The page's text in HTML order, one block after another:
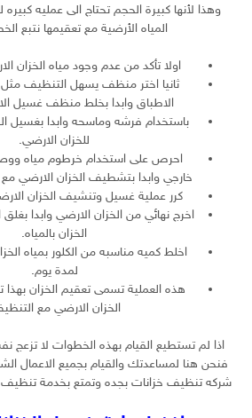
وهذا لأنها كبيرة الحجم تحتاج الى عمليه
المياه الأرضية مع تعقيمها نتبع
اولا تأكد من عدم وجود مياه الخزان
ثانيا اختر منظف يسهل التنظيف
الاطباق وابدا بخلط منظف غسيل
باستخدام فرشه وماسحه وابدا بغسيل
للخزان الارضي.
احرص على استخدام خرطوم مياه
خارجي وابدا بتشطيف الخزان الارضي
كرر عملية غسيل وتنشيف الخزان
اخرج نهائي من الخزان الارضي وابدا
الخزان بالمياه.
اخلط كميه مناسبه من الكلور بمياه
لمدة يوم.
هذه العملية تسمى تعقيم الخزان
الخزان الارضي مع
اذا لم تستطيع القيام بهذه الخطوات لا تزعج
فنحن هنا لمساعدتك والقيام بجميع الاعمال
شركه تنظيف خزانات بجده وتمتع بخدمة تنظيف